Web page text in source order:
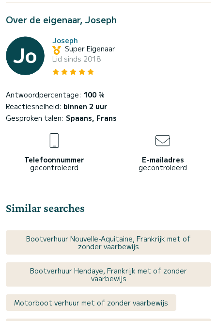
Over de eigenaar, Joseph
Joseph
Super Eigenaar
Lid sinds 2018
Antwoordpercentage: 100 %
Reactiesnelheid: binnen 2 uur
Gesproken talen: Spaans, Frans
Telefoonnummer
gecontroleerd
E-mailadres
gecontroleerd
Similar searches
Bootverhuur Nouvelle-Aquitaine, Frankrijk met of
zonder vaarbewijs
Bootverhuur Hendaye, Frankrijk met of zonder
vaarbewijs
Motorboot verhuur met of zonder vaarbewijs